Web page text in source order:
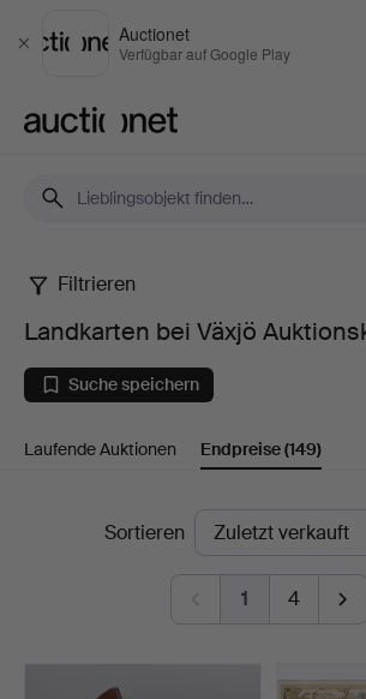
Schließen
Auctionet
Verfügbar auf Google Play
Landkarten
bei
Växjö
Auktionskammare
Filtrieren
Landkarten bei Växjö
Suche speichern
Laufende Auktionen Endpreise(149)
EndpreiseSortieren
1 4